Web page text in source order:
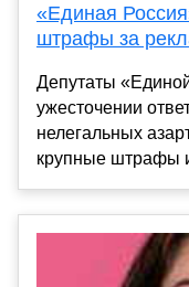
«Единая
штрафы за
Депутаты
ужесточении
нелегальных
крупные штрафы